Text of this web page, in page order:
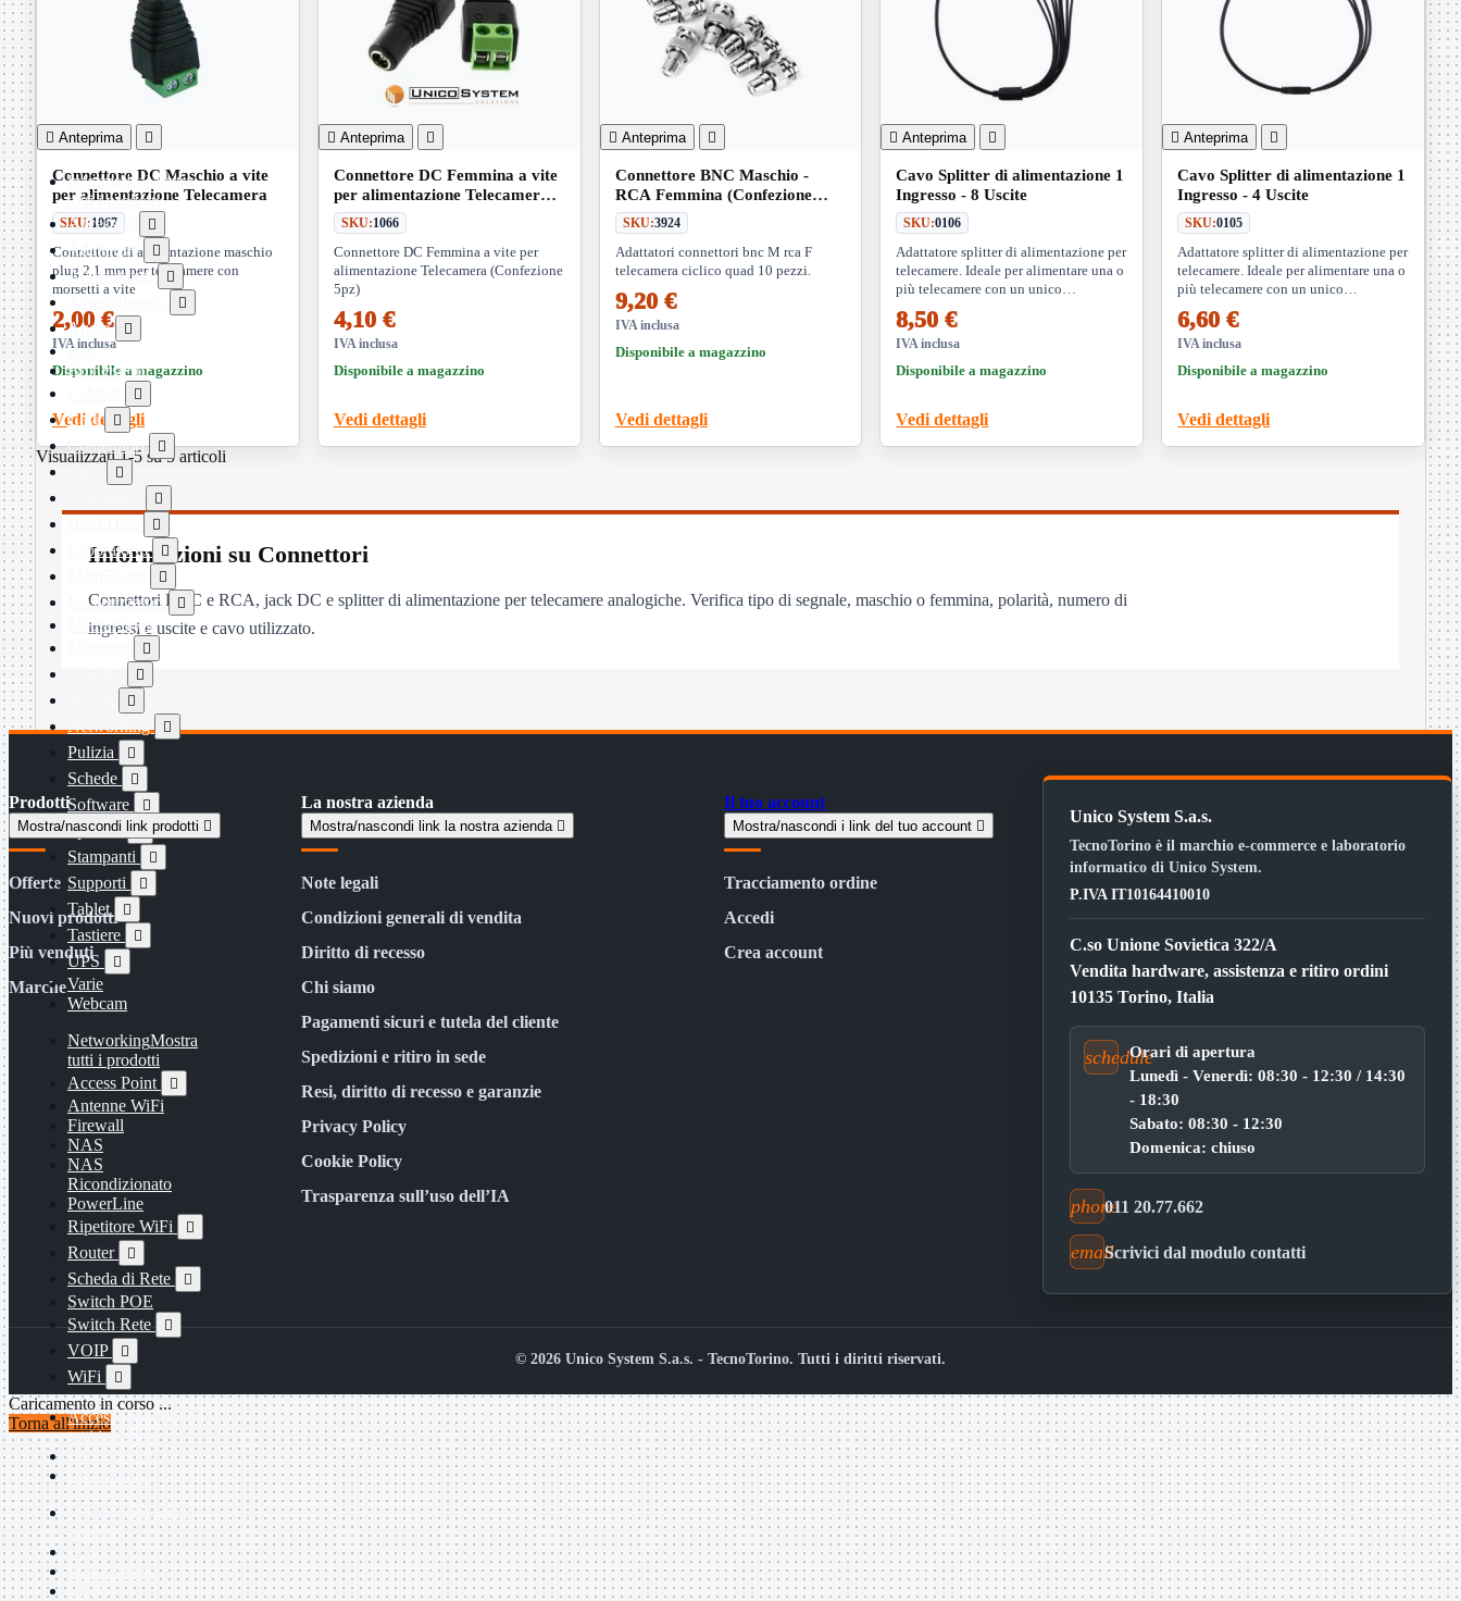

Videosorveglianza
Mostra
tutti i prodotti
ZigBee
InformaticaMostra
tutti i prodotti
Accessori

Adattatore 
Alimentatori 

Audio 
Bay
Box Esterni

Cavi 
Contenitori 



Laboratorio 

Masterizzatori 
MediaPlayer



Networking 
Pulizia 
Schede 
Software 
Speaker 
Stampanti 
Supporti 
Tablet 
Tastiere 
UPS 
Varie
Webcam
NetworkingMostra
tutti i prodotti
Access Point

Antenne WiFi
Firewall
NAS
NAS
Ricondizionato
PowerLine
Ripetitore WiFi

Router 
Scheda di Rete 
Switch POE
Switch Rete

VOIP 
WiFi 
Access Point Mostra
tutti i prodotti
Uso Esterno
Uso Interno
WiFi Mostra tutti i
prodotti
PCI
PCI-Express
USB
 Anteprima 
Connettore DC Maschio a vite
per alimentazione Telecamera
SKU:1067
Connettore di alimentazione maschio
plug 2,1 mm per telecamere con
morsetti a vite
2,00 €
IVA inclusa
Disponibile a magazzino
Vedi dettagli
 Anteprima 
Connettore DC Femmina a vite
per alimentazione Telecamera
(Confezione 5pz)
SKU:1066
Connettore DC Femmina a vite per
alimentazione Telecamera (Confezione
5pz)
4,10 €
IVA inclusa
Disponibile a magazzino
Vedi dettagli
 Anteprima 
Connettore BNC Maschio -
RCA Femmina (Confezione
10pz)
SKU:3924
Adattatori connettori bnc M rca F
telecamera ciclico quad 10 pezzi.
9,20 €
IVA inclusa
Disponibile a magazzino
Vedi dettagli
 Anteprima 
Cavo Splitter di alimentazione 1
Ingresso - 8 Uscite
SKU:0106
Adattatore splitter di alimentazione per
telecamere. Ideale per alimentare una o
più telecamere con un unico
8,50 €
IVA inclusa
Disponibile a magazzino
Vedi dettagli
 Anteprima 
Cavo Splitter di alimentazione 1
Ingresso - 4 Uscite
SKU:0105
Adattatore splitter di alimentazione per
telecamere. Ideale per alimentare una o
più telecamere con un unico
6,60 €
IVA inclusa
Disponibile a magazzino
Vedi dettagli
Visualizzati 1-5 su 5 articoli
Informazioni su Connettori
Connettori BNC e RCA, jack DC e splitter di alimentazione per telecamere analogiche. Verifica tipo di segnale, maschio o femmina, polarità, numero di
ingressi e uscite e cavo utilizzato.
Prodotti
Mostra/nascondi link prodotti 
Offerte
Nuovi prodotti
Più venduti
Marche
La nostra azienda
Mostra/nascondi link la nostra azienda 
Note legali
Condizioni generali di vendita
Diritto di recesso
Chi siamo
Pagamenti sicuri e tutela del cliente
Spedizioni e ritiro in sede
Resi, diritto di recesso e garanzie
Privacy Policy
Cookie Policy
Trasparenza sull’uso dell’IA
Il tuo account
Mostra/nascondi i link del tuo account 
Tracciamento ordine
Accedi
Crea account
Unico System S.a.s.
TecnoTorino è il marchio e-commerce e laboratorio
informatico di Unico System.
P.IVA IT10164410010
C.so Unione Sovietica 322/A
Vendita hardware, assistenza e ritiro ordini
10135 Torino, Italia
scheduleOrari di apertura
Lunedì - Venerdì: 08:30 - 12:30 / 14:30
- 18:30
Sabato: 08:30 - 12:30
Domenica: chiuso
phone011 20.77.662
emailScrivici dal modulo contatti
© 2026 Unico System S.a.s. - TecnoTorino. Tutti i diritti riservati.
Caricamento in corso ...
Torna all'inizio